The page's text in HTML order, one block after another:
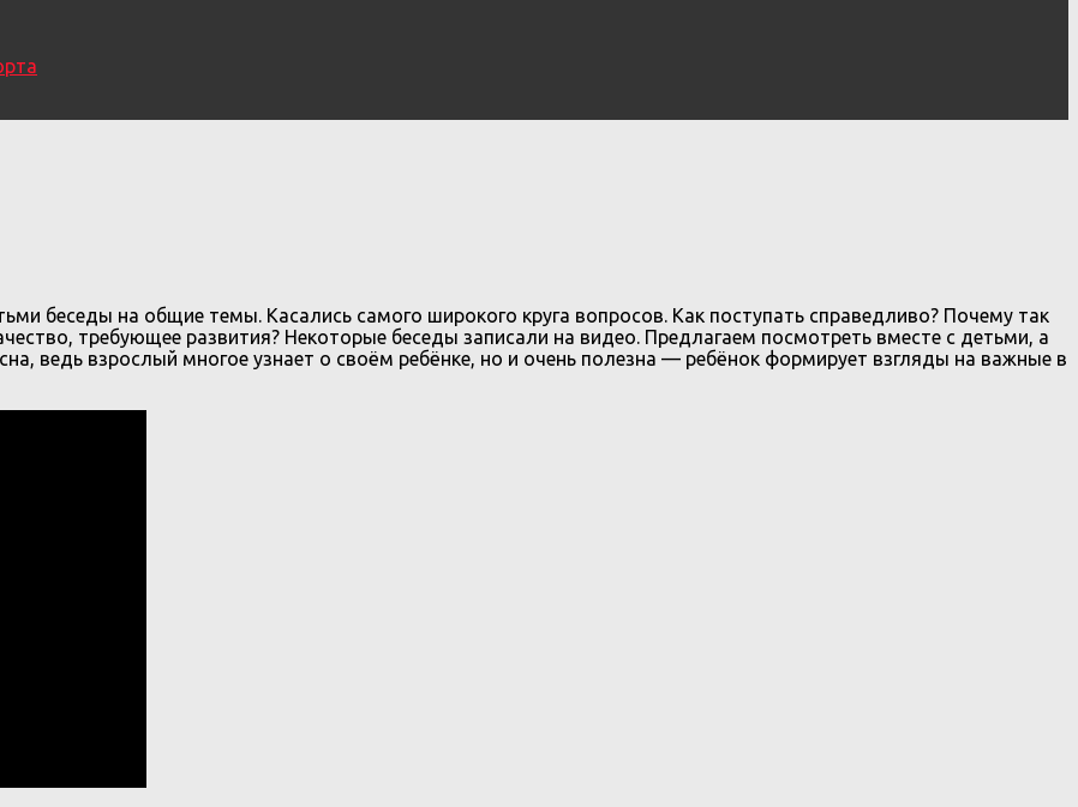
беседы на общие темы. Касались самого широкого круга вопросов. Как поступать справедливо? Почему так
требующее развития? Некоторые беседы записали на видео. Предлагаем посмотреть вместе с детьми, а
ведь взрослый многое узнает о своём ребёнке, но и очень полезна — ребёнок формирует взгляды на важные в